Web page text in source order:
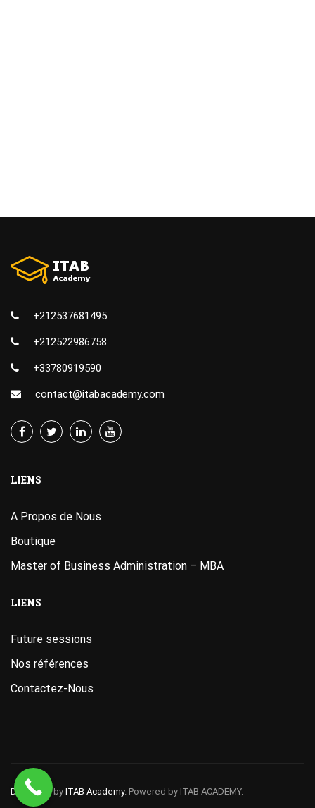
+212537681495
+212522986758
+33780919590
contact@itabacademy.com
LIENS
A Propos de Nous
Boutique
Master of Business Administration – MBA
LIENS
Future sessions
Nos références
Contactez-Nous
Designed by ITAB Academy. Powered by ITAB ACADEMY.